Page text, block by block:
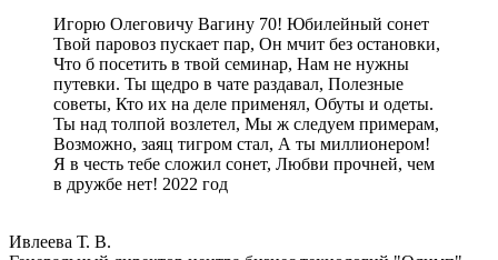
Игорю Олеговичу Вагину 70! Юбилейный сонет
Твой паровоз пускает пар, Он мчит без остановки,
Что б посетить в твой семинар, Нам не нужны
путевки. Ты щедро в чате раздавал, Полезные
советы, Кто их на деле применял, Обуты и одеты.
Ты над толпой возлетел, Мы ж следуем примерам,
Возможно, заяц тигром стал, А ты миллионером!
Я в честь тебе сложил сонет, Любви прочней, чем
в дружбе нет! 2022 год
Ивлеева Т. В.